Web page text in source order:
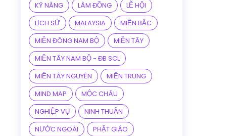
KỸ NĂNG
LÂM ĐỒNG
LỄ HỘI
LỊCH SỬ
MALAYSIA
MIỀN BẮC
MIỀN ĐÔNG NAM BỘ
MIỀN TÂY
MIỀN TÂY NAM BỘ - ĐB SCL
MIỀN TÂY NGUYÊN
MIỀN TRUNG
MIND MAP
MỘC CHÂU
NGHIỆP VỤ
NINH THUẬN
NƯỚC NGOÀI
PHẬT GIÁO